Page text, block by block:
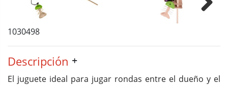
1030498
Descripción
El juguete ideal para jugar rondas entre el dueño y el